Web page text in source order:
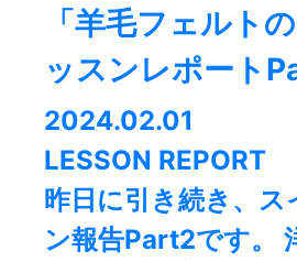
「羊毛フェルト
ッスンレポート
2024.02.01
LESSON REPORT
昨日に引き続き、ス
ン報告Part2です。